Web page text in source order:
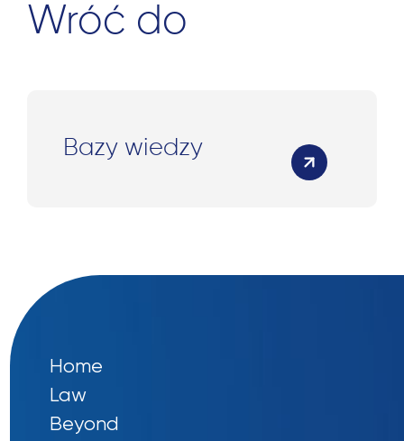
Wróć do
Bazy wiedzy
Home
Law
Beyond